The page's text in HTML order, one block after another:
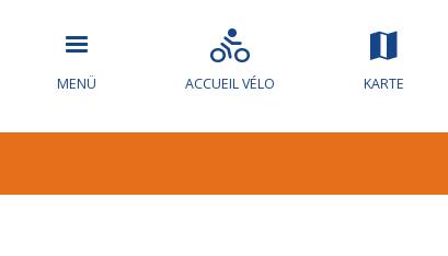
MENÜ ACCUEIL VÉLO KARTE